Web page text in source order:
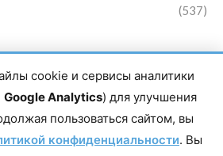
(537)
издания Магомаев Тимур Нухович.
292-94-34 Почта: vestiskfo@gmail.com По
cookie и сервисы аналитики
Google Analytics) для улучшения
пользоваться сайтом, вы
конфиденциальности. Вы